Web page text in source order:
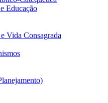
Educação
Vida Consagrada